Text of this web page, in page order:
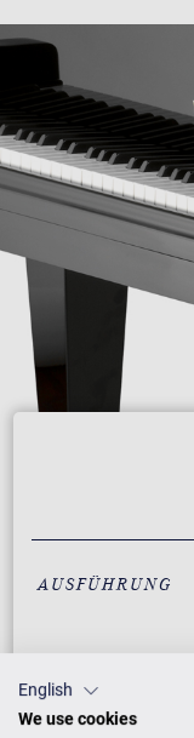
AUSFÜHRUNG
English
We use cookies